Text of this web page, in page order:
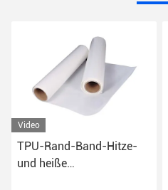
Video
TPU-Rand-Band-Hitze-
und heiße